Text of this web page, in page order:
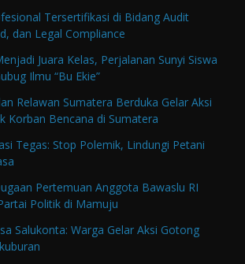
Tersertifikasi di Bidang Audit
dan Legal Compliance
Juara Kelas, Perjalanan Sunyi Siswa
Ilmu “Bu Ekie”
Relawan Sumatera Berduka Gelar Aksi
Korban Bencana di Sumatera
Tegas: Stop Polemik, Lindungi Petani
Pertemuan Anggota Bawaslu RI
Politik di Mamuju
Salukonta: Warga Gelar Aksi Gotong